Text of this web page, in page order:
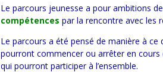
Le parcours jeunesse a pour ambitions de
compétences par la rencontre avec les
Le parcours a été pensé de manière à ce
pourront commencer ou arrêter en
qui pourront participer à l’ensemble.